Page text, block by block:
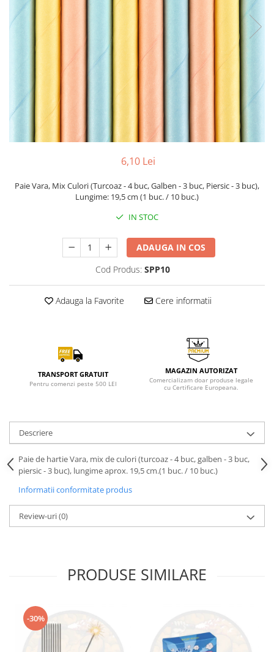
6,10 Lei
Paie Vara, Mix Culori (Turcoaz - 4 buc, Galben - 3 buc, Piersic - 3 buc),
Lungime: 19,5 cm (1 buc. / 10 buc.)
IN STOC
ADAUGA IN COS
Cod Produs: SPP10
Adauga la Favorite Cere informatii
TRANSPORT GRATUIT
Pentru comenzi peste 500 LEI
MAGAZIN AUTORIZAT
Comercializam doar produse legale
cu Certificare Europeana.
Descriere
Paie de hartie Vara, mix de culori (turcoaz - 4 buc, galben - 3 buc,
piersic - 3 buc), lungime aprox. 19,5 cm.(1 buc. / 10 buc.)
Informatii conformitate produs
Review-uri(0)
PRODUSE SIMILARE
-30%